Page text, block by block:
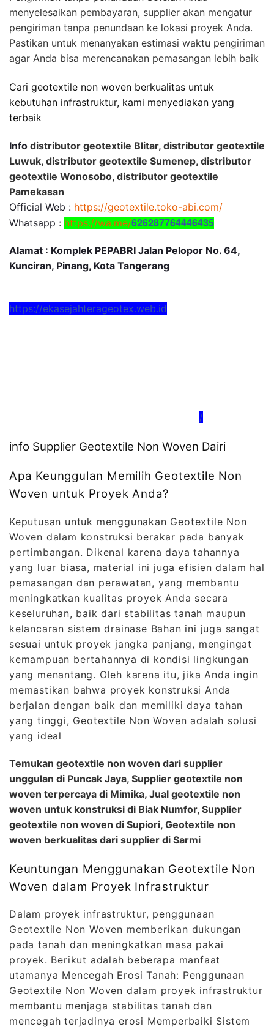
menyelesaikan pembayaran, supplier akan mengatur
pengiriman tanpa penundaan ke lokasi proyek Anda.
Pastikan untuk menanyakan estimasi waktu pengiriman
agar Anda bisa merencanakan pemasangan lebih baik
Cari geotextile non woven berkualitas untuk
kebutuhan infrastruktur, kami menyediakan yang
terbaik
Info distributor geotextile Blitar, distributor geotextile
Luwuk, distributor geotextile Sumenep, distributor
geotextile Wonosobo, distributor geotextile
Pamekasan
Official Web : https://geotextile.toko-abi.com/
Whatsapp : https://wa.me/626287764446435
Alamat : Komplek PEPABRI Jalan Pelopor No. 64,
Kunciran, Pinang, Kota Tangerang
https://ekasejahterageotex.web.id
/
info Supplier Geotextile Non Woven Dairi
Apa Keunggulan Memilih Geotextile Non
Woven untuk Proyek Anda?
Keputusan untuk menggunakan Geotextile Non
Woven dalam konstruksi berakar pada banyak
pertimbangan. Dikenal karena daya tahannya
yang luar biasa, material ini juga efisien dalam hal
pemasangan dan perawatan, yang membantu
meningkatkan kualitas proyek Anda secara
keseluruhan, baik dari stabilitas tanah maupun
kelancaran sistem drainase Bahan ini juga sangat
sesuai untuk proyek jangka panjang, mengingat
kemampuan bertahannya di kondisi lingkungan
yang menantang. Oleh karena itu, jika Anda ingin
memastikan bahwa proyek konstruksi Anda
berjalan dengan baik dan memiliki daya tahan
yang tinggi, Geotextile Non Woven adalah solusi
yang ideal
Temukan geotextile non woven dari supplier
unggulan di Puncak Jaya, Supplier geotextile non
woven terpercaya di Mimika, Jual geotextile non
woven untuk konstruksi di Biak Numfor, Supplier
geotextile non woven di Supiori, Geotextile non
woven berkualitas dari supplier di Sarmi
Keuntungan Menggunakan Geotextile Non
Woven dalam Proyek Infrastruktur
Dalam proyek infrastruktur, penggunaan
Geotextile Non Woven memberikan dukungan
pada tanah dan meningkatkan masa pakai
proyek. Berikut adalah beberapa manfaat
utamanya Mencegah Erosi Tanah: Penggunaan
Geotextile Non Woven dalam proyek infrastruktur
membantu menjaga stabilitas tanah dan
mencegah terjadinya erosi Memperbaiki Sistem